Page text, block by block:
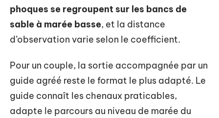
phoques se regroupent sur les bancs de
sable à marée basse, et la distance
d’observation varie selon le coefficient.
Pour un couple, la sortie accompagnée par un
guide agréé reste le format le plus adapté. Le
guide connaît les chenaux praticables,
adapte le parcours au niveau de marée du